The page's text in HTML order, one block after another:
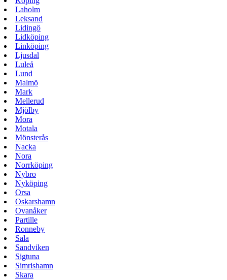
Laholm
Leksand
Lidingö
Lidköping
Linköping
Ljusdal
Luleå
Lund
Malmö
Mark
Mellerud
Mjölby
Mora
Motala
Mönsterås
Nacka
Nora
Norrköping
Nybro
Nyköping
Orsa
Oskarshamn
Ovanåker
Partille
Ronneby
Sala
Sandviken
Sigtuna
Simrishamn
Skara